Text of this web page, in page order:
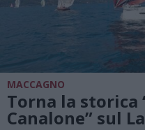
MACCAGNO
Torna la storica
Canalone” sul